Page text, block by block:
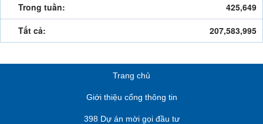
Trong tuần:
425,649
Tất cả:
207,583,995
Trang chủ
Giới thiệu cổng thông tin
398 Dự án mời gọi đầu tư